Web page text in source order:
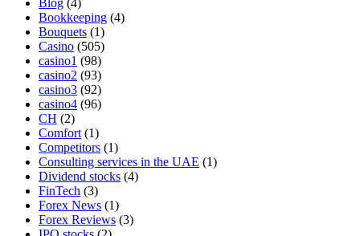
Bookkeeping (4)
Bouquets (1)
Casino (505)
casino1 (98)
casino2 (93)
casino3 (92)
casino4 (96)
CH (2)
Comfort (1)
Competitors (1)
Consulting services in the UAE (1)
Dividend stocks (4)
FinTech (3)
Forex News (1)
Forex Reviews (3)